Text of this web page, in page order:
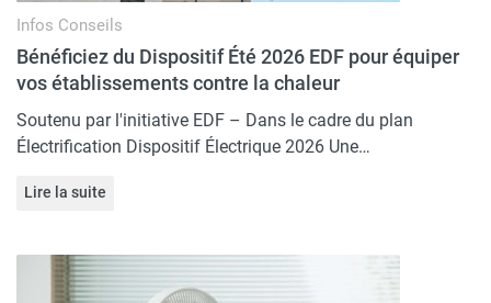
Infos Conseils
Bénéficiez du Dispositif Été 2026 EDF pour équiper
vos établissements contre la chaleur
Soutenu par l'initiative EDF – Dans le cadre du plan
Électrification Dispositif Électrique 2026 Une…
Lire la suite